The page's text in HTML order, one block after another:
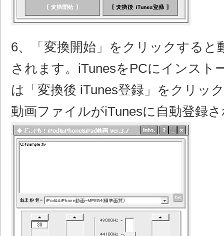
6、「変換開始」をクリックすると
されます。iTunesをPCにインスト
は「変換後 iTunes登録」をクリッ
動画ファイルがiTunesに自動登録